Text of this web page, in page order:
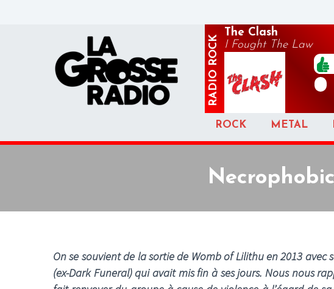
RADIO
ROCK
The Clash
I Fought The Law
ROCK METAL
On se souvient de la sortie de Womb of Lilithu en 2013
(ex-Dark Funeral) qui avait mis fin à ses jours. Nous nous